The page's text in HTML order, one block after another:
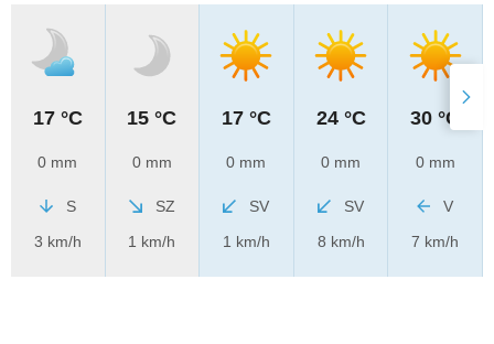
17 °C
0 mm
S
3 km/h
15 °C
0 mm
SZ
1 km/h
17 °C
0 mm
SV
1 km/h
24 °C
0 mm
SV
8 km/h
30 °C
0 mm
V
7 km/h